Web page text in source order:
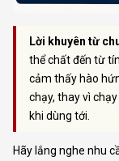
Lời khuyên từ
thể chất đến từ
cảm thấy hào
chạy, thay vì
khi dùng tới.
Hãy lắng nghe nhu